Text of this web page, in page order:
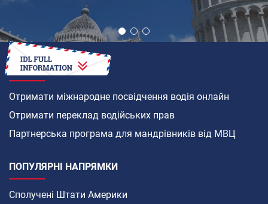
ЯК
Отримати міжнародне посвідчення водія онлайн
Отримати переклад водійських прав
Партнерська програма для мандрівників від МВЦ
ПОПУЛЯРНІ НАПРЯМКИ
Сполучені Штати Америки